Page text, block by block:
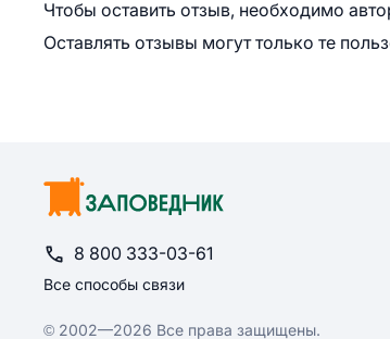
Чтобы оставить отзыв, необходимо
Оставлять отзывы могут только те
8 800 333-03-61
Все способы связи
© 2002—2026 Все права защищены.